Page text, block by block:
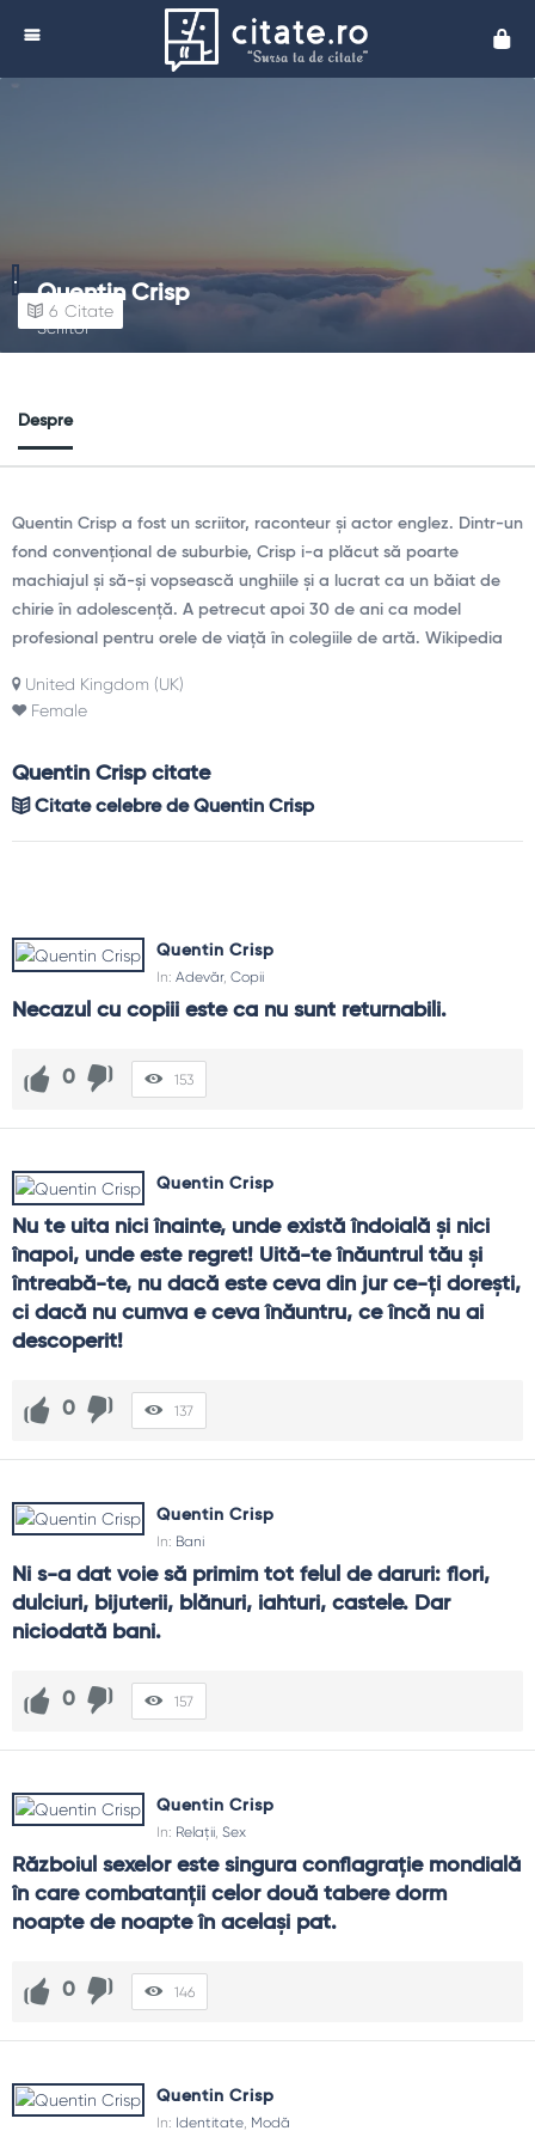
Quentin Crisp
Scriitor
6 Citate
Despre
Quentin Crisp a fost un scriitor, raconteur și actor englez. Dintr-un
fond convențional de suburbie, Crisp i-a plăcut să poarte
machiajul și să-și vopsească unghiile și a lucrat ca un băiat de
chirie în adolescență. A petrecut apoi 30 de ani ca model
profesional pentru orele de viață în colegiile de artă. Wikipedia
United Kingdom (UK)
Female
Quentin Crisp citate
Citate celebre de Quentin Crisp
Quentin Crisp
In: Adevăr, Copii
Necazul cu copiii este ca nu sunt returnabili.
0 153
Quentin Crisp
Nu te uita nici înainte, unde există îndoială şi nici
înapoi, unde este regret! Uită-te înăuntrul tău şi
întreabă-te, nu dacă este ceva din jur ce-ţi doreşti,
ci dacă nu cumva e ceva înăuntru, ce încă nu ai
descoperit!
0 137
Quentin Crisp
In: Bani
Ni s-a dat voie să primim tot felul de daruri: flori,
dulciuri, bijuterii, blănuri, iahturi, castele. Dar
niciodată bani.
0 157
Quentin Crisp
In: Relații Sex
Războiul sexelor este singura conflagrație mondială
în care combatanții celor două tabere dorm
noapte de noapte în același pat.
0 146
Quentin Crisp
In: Identitate Modă